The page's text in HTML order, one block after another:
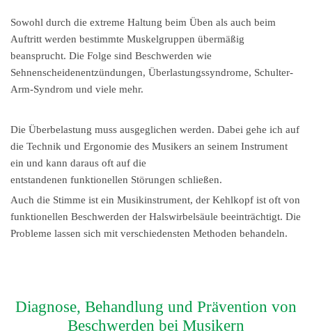
Sowohl durch die extreme Haltung beim Üben als auch beim
Auftritt werden bestimmte Muskelgruppen übermäßig
beansprucht. Die Folge sind Beschwerden wie
Sehnenscheidenentzündungen, Überlastungssyndrome, Schulter-
Arm-Syndrom und viele mehr.
Die Überbelastung muss ausgeglichen werden. Dabei gehe ich auf
die Technik und Ergonomie des Musikers an seinem Instrument
ein und kann daraus oft auf die
entstandenen funktionellen Störungen schließen.
Auch die Stimme ist ein Musikinstrument, der Kehlkopf ist oft von
funktionellen Beschwerden der Halswirbelsäule beeinträchtigt. Die
Probleme lassen sich mit verschiedensten Methoden behandeln.
Diagnose, Behandlung und Prävention von
Beschwerden bei Musikern